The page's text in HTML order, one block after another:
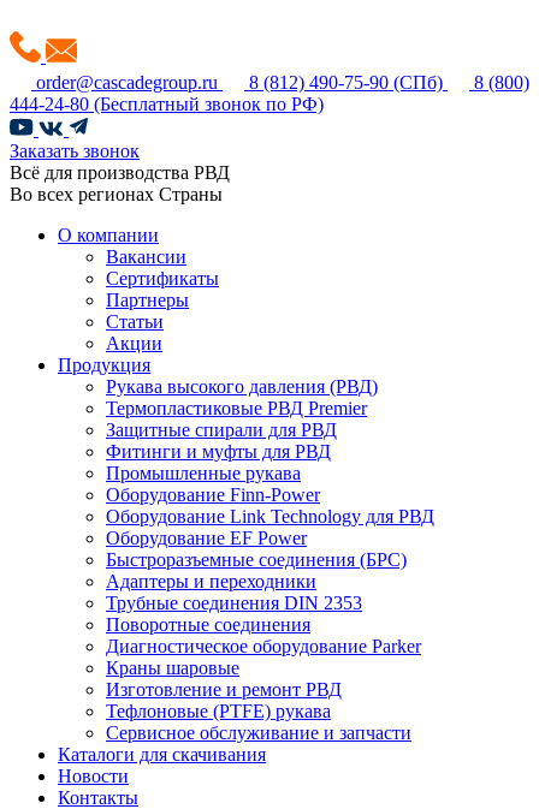
order@cascadegroup.ru 8 (812) 490-75-90 (СПб)
8 (800)
444-24-80 (Бесплатный звонок по РФ)
Заказать звонок
Всё для производства РВД
Во всех регионах Страны
О компании
Вакансии
Сертификаты
Партнеры
Статьи
Акции
Продукция
Рукава высокого давления (РВД)
Термопластиковые РВД Premier
Защитные спирали для РВД
Фитинги и муфты для РВД
Промышленные рукава
Оборудование Finn-Power
Оборудование Link Technology для РВД
Оборудование EF Power
Быстроразъемные соединения (БРС)
Адаптеры и переходники
Трубные соединения DIN 2353
Поворотные соединения
Диагностическое оборудование Parker
Краны шаровые
Изготовление и ремонт РВД
Тефлоновые (PTFE) рукава
Сервисное обслуживание и запчасти
Каталоги для скачивания
Новости
Контакты